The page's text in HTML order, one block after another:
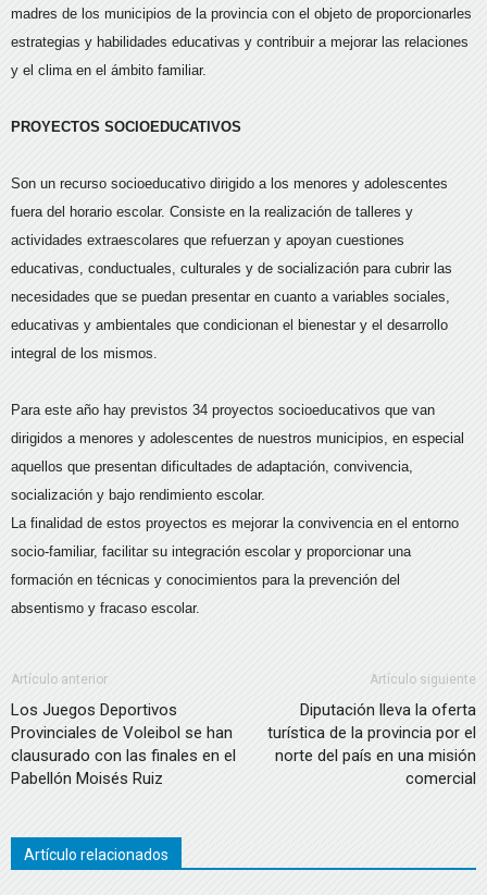
madres de los municipios de la provincia con el objeto de proporcionarles
estrategias y habilidades educativas y contribuir a mejorar las relaciones
y el clima en el ámbito familiar.
PROYECTOS SOCIOEDUCATIVOS
Son un recurso socioeducativo dirigido a los menores y adolescentes
fuera del horario escolar. Consiste en la realización de talleres y
actividades extraescolares que refuerzan y apoyan cuestiones
educativas, conductuales, culturales y de socialización para cubrir las
necesidades que se puedan presentar en cuanto a variables sociales,
educativas y ambientales que condicionan el bienestar y el desarrollo
integral de los mismos.
Para este año hay previstos 34 proyectos socioeducativos que van
dirigidos a menores y adolescentes de nuestros municipios, en especial
aquellos que presentan dificultades de adaptación, convivencia,
socialización y bajo rendimiento escolar.
La finalidad de estos proyectos es mejorar la convivencia en el entorno
socio-familiar, facilitar su integración escolar y proporcionar una
formación en técnicas y conocimientos para la prevención del
absentismo y fracaso escolar.
Artículo anterior
Los Juegos Deportivos
Provinciales de Voleibol se han
clausurado con las finales en el
Pabellón Moisés Ruiz
Artículo siguiente
Diputación lleva la oferta
turística de la provincia por el
norte del país en una misión
comercial
Artículo relacionados